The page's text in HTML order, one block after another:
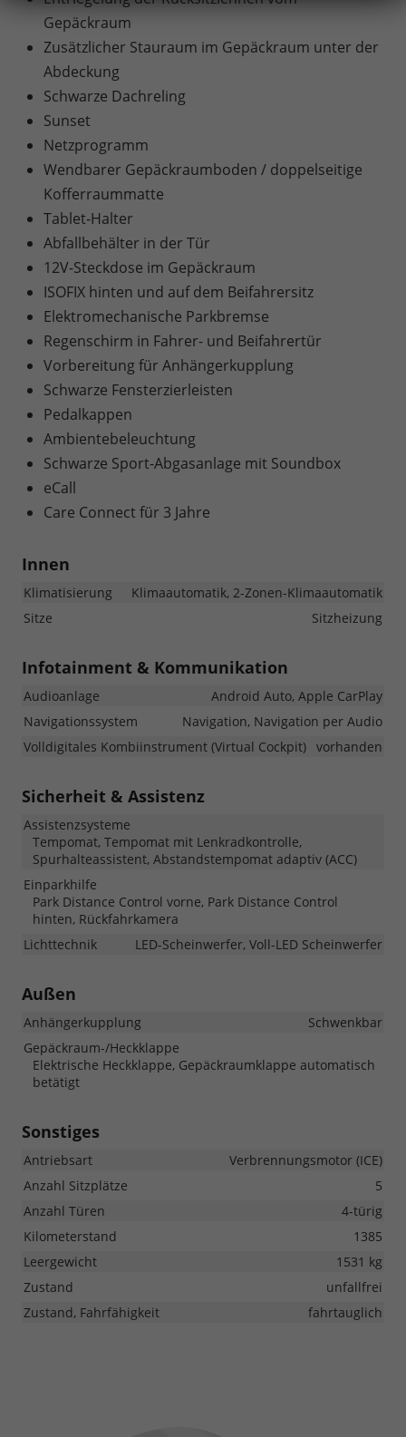
Gepäckraum
Zusätzlicher Stauraum im Gepäckraum unter der
Abdeckung
Schwarze Dachreling
Sunset
Netzprogramm
Wendbarer Gepäckraumboden / doppelseitige
Kofferraummatte
Tablet-Halter
Abfallbehälter in der Tür
12V-Steckdose im Gepäckraum
ISOFIX hinten und auf dem Beifahrersitz
Elektromechanische Parkbremse
Regenschirm in Fahrer- und Beifahrertür
Vorbereitung für Anhängerkupplung
Schwarze Fensterzierleisten
Pedalkappen
Ambientebeleuchtung
Schwarze Sport-Abgasanlage mit Soundbox
eCall
Care Connect für 3 Jahre
Innen
Klimatisierung
Klimaautomatik, 2-Zonen-Klimaautomatik
Sitze
Sitzheizung
Infotainment & Kommunikation
Audioanlage
Android Auto, Apple CarPlay
Navigationssystem
Navigation, Navigation per Audio
Volldigitales Kombiinstrument (Virtual Cockpit) vorhanden
Sicherheit & Assistenz
Assistenzsysteme
Tempomat, Tempomat mit Lenkradkontrolle,
Spurhalteassistent, Abstandstempomat adaptiv (ACC)
Einparkhilfe
Park Distance Control vorne, Park Distance Control
hinten, Rückfahrkamera
Lichttechnik
LED-Scheinwerfer, Voll-LED Scheinwerfer
Außen
Anhängerkupplung
Schwenkbar
Gepäckraum-/Heckklappe
Elektrische Heckklappe, Gepäckraumklappe automatisch
betätigt
Sonstiges
Antriebsart
Verbrennungsmotor (ICE)
Anzahl Sitzplätze
5
Anzahl Türen
4-türig
Kilometerstand
1385
Leergewicht
1531 kg
Zustand
unfallfrei
Zustand, Fahrfähigkeit
fahrtauglich